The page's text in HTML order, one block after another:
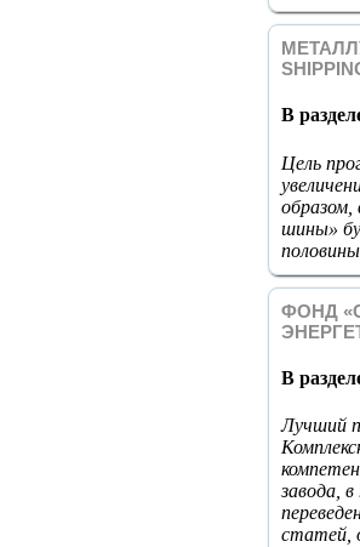
В
Цель
шины»
ФОНД
В
Лучший
завода,
статей,